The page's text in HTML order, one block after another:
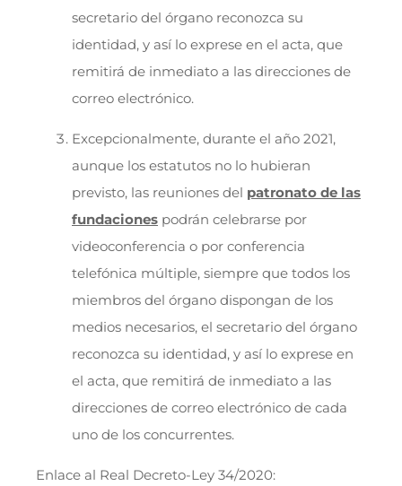
secretario del órgano reconozca su
identidad, y así lo exprese en el acta, que
remitirá de inmediato a las direcciones de
correo electrónico.
Excepcionalmente, durante el año 2021,
aunque los estatutos no lo hubieran
previsto, las reuniones del patronato de las
fundaciones podrán celebrarse por
videoconferencia o por conferencia
telefónica múltiple, siempre que todos los
miembros del órgano dispongan de los
medios necesarios, el secretario del órgano
reconozca su identidad, y así lo exprese en
el acta, que remitirá de inmediato a las
direcciones de correo electrónico de cada
uno de los concurrentes.
Enlace al Real Decreto-Ley 34/2020: